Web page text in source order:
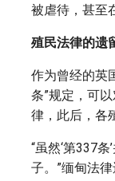
被虐待，甚至
殖民法律的遗
作为曾经的英
条”规定，可
律，此后，各
“虽然‘第337
子。”缅甸法律